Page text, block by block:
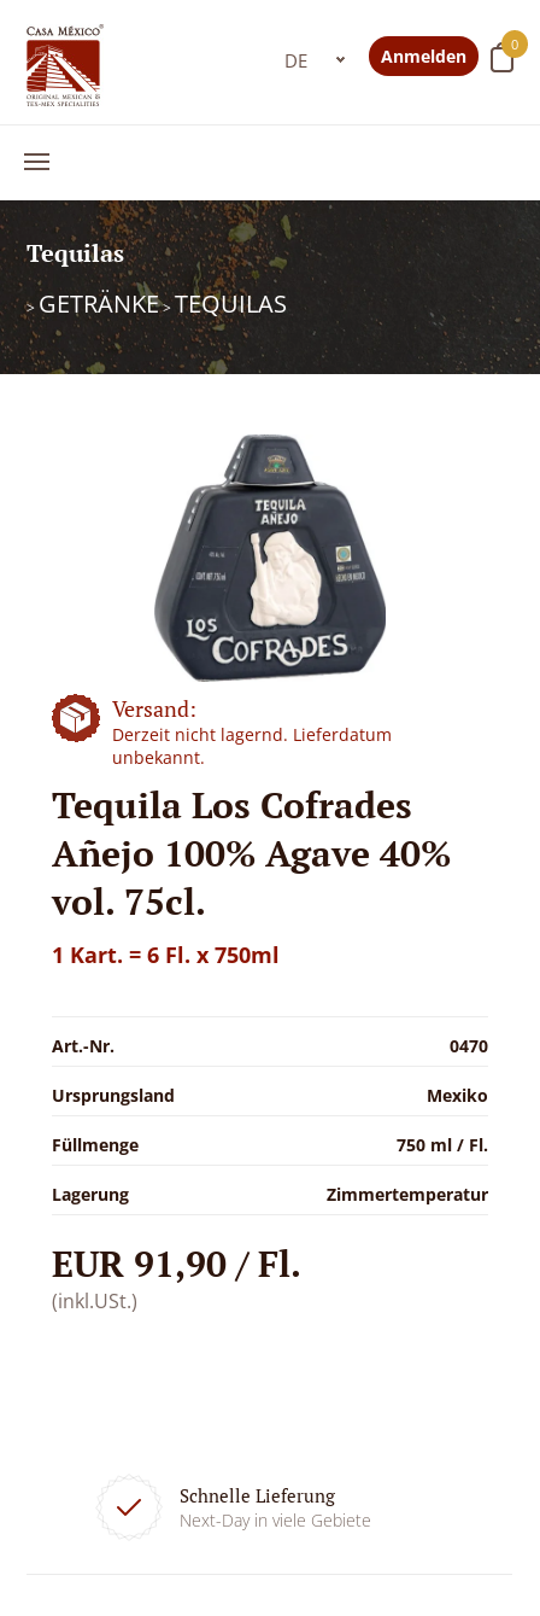
0
Anmelden
Tequilas
> GETRÄNKE>TEQUILAS
Versand:
Derzeit nicht lagernd. Lieferdatum
unbekannt.
Tequila Los Cofrades
Añejo 100% Agave 40%
vol. 75cl.
1 Kart. = 6 Fl. x 750ml
Art.-Nr. 0470
Ursprungsland Mexiko
Füllmenge 750 ml / Fl.
Lagerung Zimmertemperatur
EUR 91,90 / Fl.
(inkl.USt.)
Schnelle Lieferung
Next-Day in viele Gebiete